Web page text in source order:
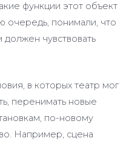
функции этот объект
очередь, понимали, что
чувствовать
в которых театр мог
перенимать новые
по-новому
Например, сцена